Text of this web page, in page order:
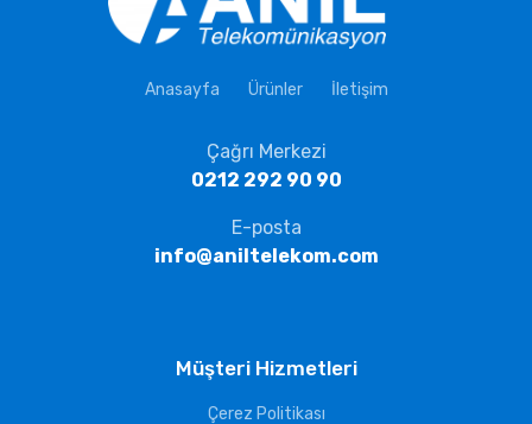
Anasayfa Ürünler İletişim
Çağrı Merkezi
0212 292 90 90
E-posta
info@aniltelekom.com
Müşteri Hizmetleri
Çerez Politikası